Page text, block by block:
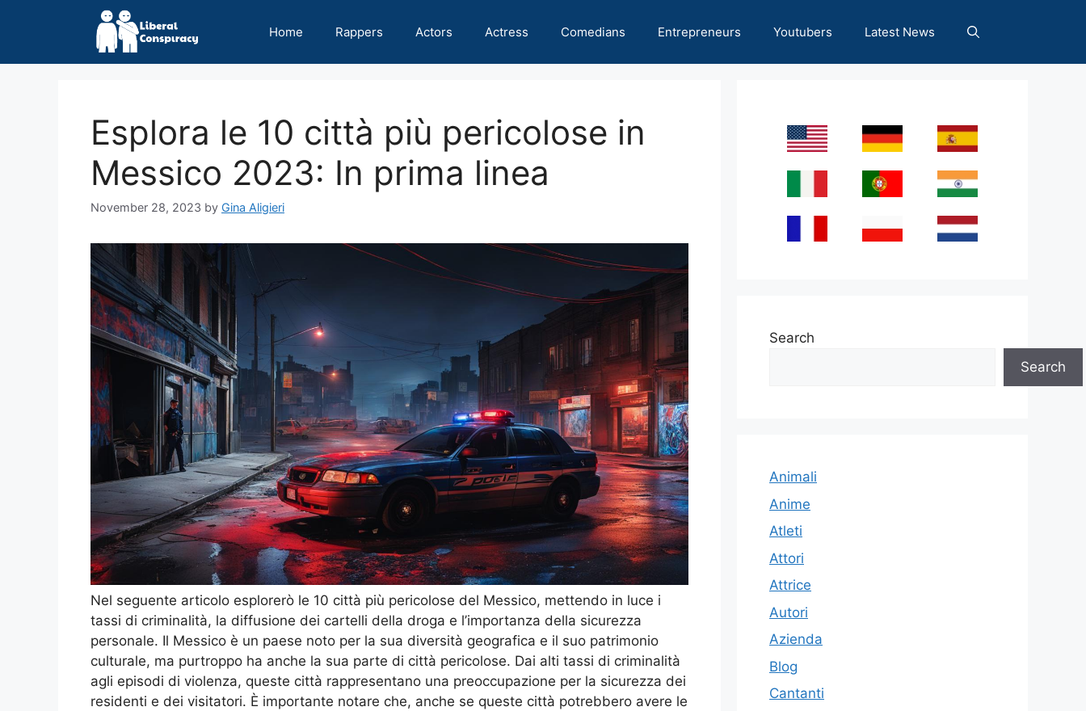
Home Rappers Actors Actress Comedians Entrepreneurs Youtubers Latest News
Esplora le 10 città più pericolose in
Messico 2023: In prima linea
November 28, 2023 by Gina Aligieri
Nel seguente articolo esplorerò le 10 città più pericolose del Messico, mettendo in luce i
tassi di criminalità, la diffusione dei cartelli della droga e l’importanza della sicurezza
personale. Il Messico è un paese noto per la sua diversità geografica e il suo patrimonio
culturale, ma purtroppo ha anche la sua parte di città pericolose. Dai alti tassi di criminalità
agli episodi di violenza, queste città rappresentano una preoccupazione per la sicurezza dei
residenti e dei visitatori. È importante notare che, anche se queste città potrebbero avere le
Search
Search
Animali
Anime
Atleti
Attori
Attrice
Autori
Azienda
Blog
Cantanti